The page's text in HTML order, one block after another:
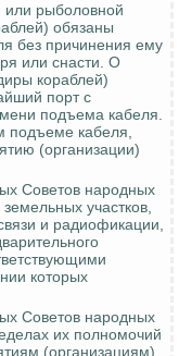
или рыболовной
обязаны
без причинения ему
или снасти. О
кораблей)
порт с
подъема кабеля.
подъеме кабеля,
(организации)
Советов народных
участков,
и радиофикации,
которых
Советов народных
их полномочий
(организациям),